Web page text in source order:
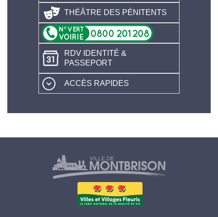
THÉÂTRE DES PÉNITENTS
RDV IDENTITÉ &
PASSEPORT
ACCÈS RAPIDES